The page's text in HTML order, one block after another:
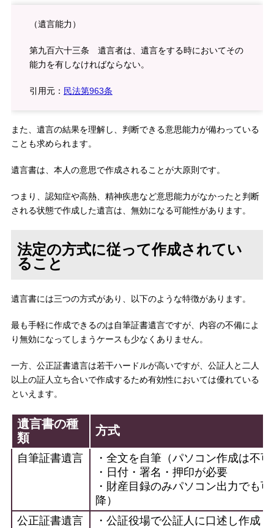
（遺言能力）
第九百六十三条 遺言者は、遺言をする時においてその
能力を有しなければならない。
引用元： 民法第963条
また、遺言の結果を理解し、判断できる意思能力が備わっている
ことも求められます。
遺言書は、本人の意思で作成されることが大原則です。
つまり、認知症や高熱、精神疾患など意思能力がなかったと判断
される状態で作成した遺言は、無効になる可能性があります。
法定の方式に従って作成されてい
ること
遺言書には三つの方式があり、以下のような特徴があります。
最も手軽に作成できるのは自筆証書遺言ですが、内容の不備によ
り無効になってしまうケースも少なくありません。
一方、公正証書遺言は若干ハードルが高いですが、公証人と二人
以上の証人立ち合いで作成するため有効性においては優れている
といえます。
遺言書の種
類
方式
自筆証書遺言
・全文を自筆（パソコン作成は不可
・日付・署名・押印が必要
・財産目録のみパソコン出力でも
降）
公正証書遺言
・公証役場で公証人に口述し作成